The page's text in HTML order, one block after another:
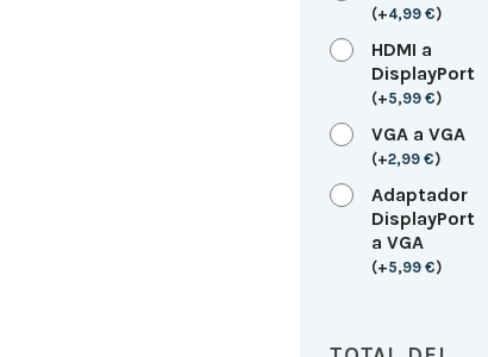
(+4,99 €)
HDMI a
DisplayPort
(+5,99 €)
VGA a VGA
(+2,99 €)
Adaptador
DisplayPort
a VGA
(+5,99 €)